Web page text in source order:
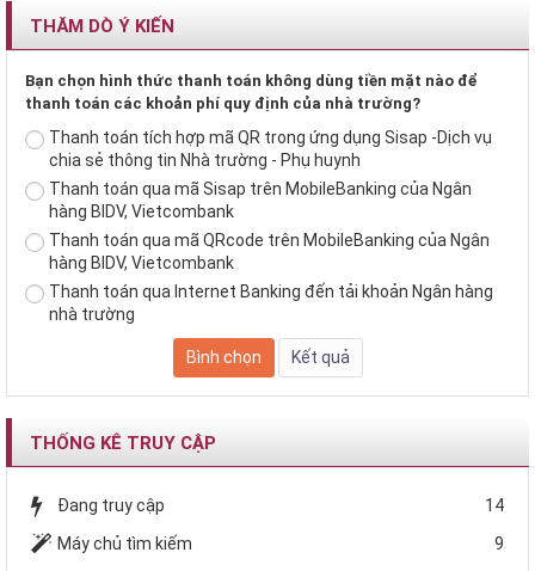
THĂM DÒ Ý KIẾN
Bạn chọn hình thức thanh toán không dùng tiền mặt nào để
thanh toán các khoản phí quy định của nhà trường?
Thanh toán tích hợp mã QR trong ứng dụng Sisap -Dịch vụ
chia sẻ thông tin Nhà trường - Phụ huynh
Thanh toán qua mã Sisap trên MobileBanking của Ngân
hàng BIDV, Vietcombank
Thanh toán qua mã QRcode trên MobileBanking của Ngân
hàng BIDV, Vietcombank
Thanh toán qua Internet Banking đến tải khoản Ngân hàng
nhà trường
THỐNG KÊ TRUY CẬP
Đang truy cập
14
Máy chủ tìm kiếm
9